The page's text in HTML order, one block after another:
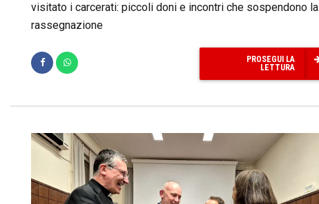
visitato i carcerati: piccoli doni e incontri che sospendono la
rassegnazione
PROSEGUI LA
LETTURA